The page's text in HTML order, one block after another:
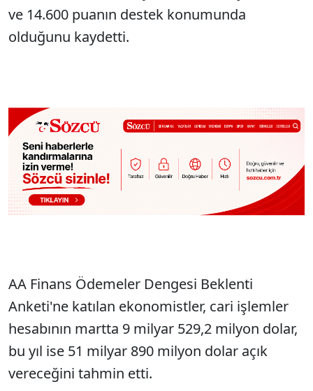
ve 14.600 puanın destek konumunda
olduğunu kaydetti.
AA Finans Ödemeler Dengesi Beklenti
Anketi'ne katılan ekonomistler, cari işlemler
hesabının martta 9 milyar 529,2 milyon dolar,
bu yıl ise 51 milyar 890 milyon dolar açık
vereceğini tahmin etti.